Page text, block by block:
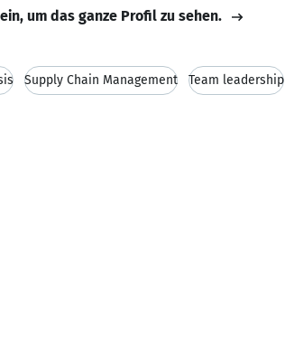
um das ganze Profil zu sehen.
Supply Chain Management Team leadership